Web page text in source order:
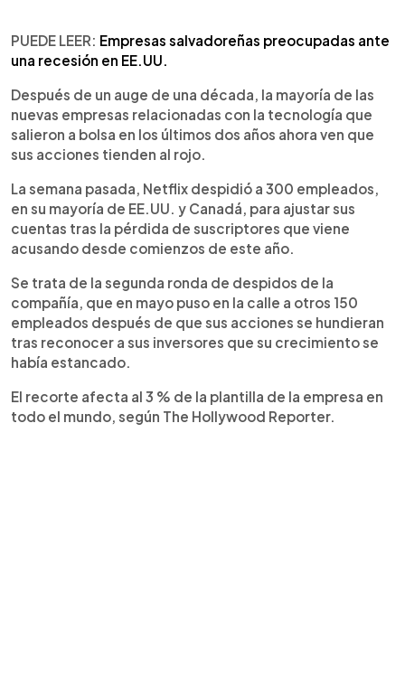
PUEDE LEER: Empresas salvadoreñas preocupadas ante
una recesión en EE.UU.
Después de un auge de una década, la mayoría de las
nuevas empresas relacionadas con la tecnología que
salieron a bolsa en los últimos dos años ahora ven que
sus acciones tienden al rojo.
La semana pasada, Netflix despidió a 300 empleados,
en su mayoría de EE.UU. y Canadá, para ajustar sus
cuentas tras la pérdida de suscriptores que viene
acusando desde comienzos de este año.
Se trata de la segunda ronda de despidos de la
compañía, que en mayo puso en la calle a otros 150
empleados después de que sus acciones se hundieran
tras reconocer a sus inversores que su crecimiento se
había estancado.
El recorte afecta al 3 % de la plantilla de la empresa en
todo el mundo, según The Hollywood Reporter.